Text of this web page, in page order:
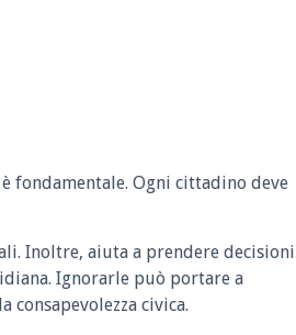
fondamentale. Ogni cittadino deve
Inoltre, aiuta a prendere decisioni
Ignorarle può portare a
civica.